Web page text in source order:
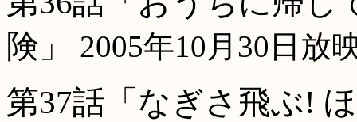
険」
2005年10月30日放
第37話「なぎさ飛ぶ!